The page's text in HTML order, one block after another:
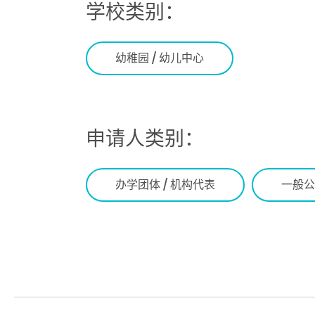
学校类别：
幼稚园 / 幼儿中心
申请人类别：
办学团体 / 机构代表 一般